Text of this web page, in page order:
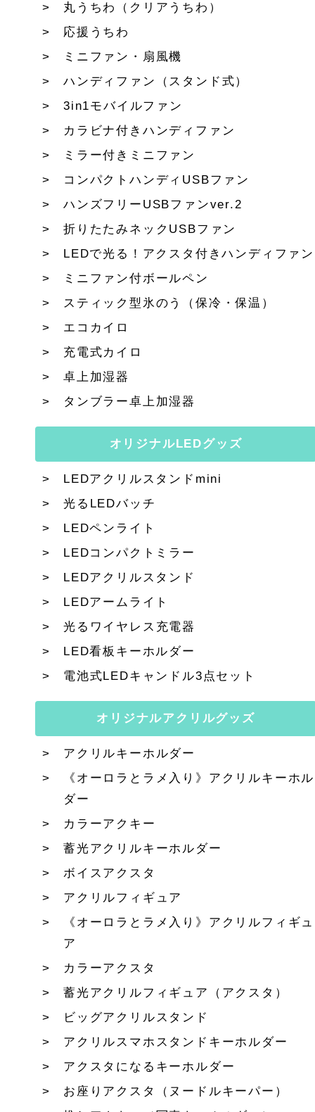
丸うちわ（クリアうちわ）
応援うちわ
ミニファン・扇風機
ハンディファン（スタンド式）
3in1モバイルファン
カラビナ付きハンディファン
ミラー付きミニファン
コンパクトハンディUSBファン
ハンズフリーUSBファンver.2
折りたたみネックUSBファン
LEDで光る！アクスタ付きハンディファン
ミニファン付ボールペン
スティック型氷のう（保冷・保温）
エコカイロ
充電式カイロ
卓上加湿器
タンブラー卓上加湿器
オリジナルLEDグッズ
LEDアクリルスタンドmini
光るLEDバッチ
LEDペンライト
LEDコンパクトミラー
LEDアクリルスタンド
LEDアームライト
光るワイヤレス充電器
LED看板キーホルダー
電池式LEDキャンドル3点セット
オリジナルアクリルグッズ
アクリルキーホルダー
《オーロラとラメ入り》アクリルキーホル
ダー
カラーアクキー
蓄光アクリルキーホルダー
ボイスアクスタ
アクリルフィギュア
《オーロラとラメ入り》アクリルフィギュ
ア
カラーアクスタ
蓄光アクリルフィギュア（アクスタ）
ビッグアクリルスタンド
アクリルスマホスタンドキーホルダー
アクスタになるキーホルダー
お座りアクスタ（ヌードルキーパー）